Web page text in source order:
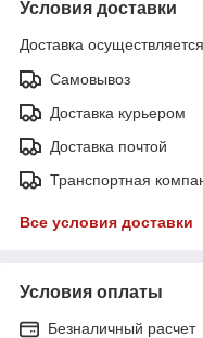
Условия доставки
Доставка
Самовывоз
Доставка курьером
Доставка почтой
Транспортная
Все условия доставки
Условия оплаты
Безналичный расчет